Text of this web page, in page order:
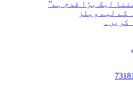
ایک بڑا قدم ہے'’
کے لیے ویلز
کریں۔